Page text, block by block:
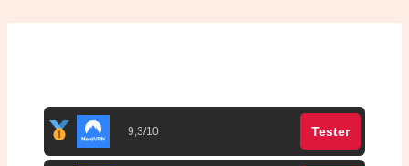
9,3/10 Tester